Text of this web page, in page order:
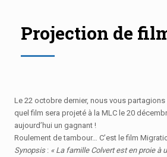
Projection de
Le 22 octobre dernier, nous vous
quel film sera projeté à la MLC le 20
aujourd’hui un gagnant !
Roulement de tambour… C’est le film
Synopsis: « La famille Colvert est en proie à